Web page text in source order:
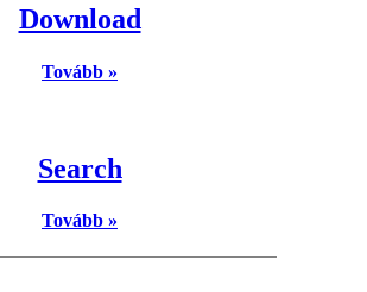
Download
Tovább »
Search
Tovább »